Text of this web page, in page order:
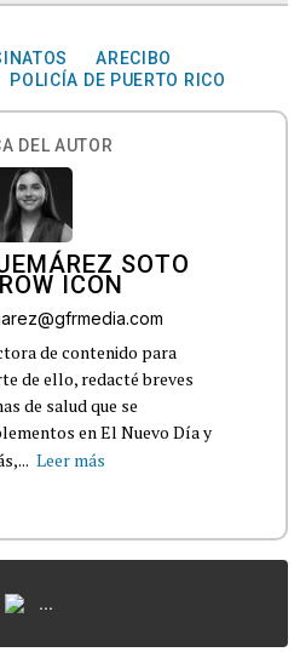
ARECIBO
POLICÍA DE PUERTO RICO
DEL AUTOR
SOTO
de contenido para
de ello, redacté breves
de salud que se
en El Nuevo Día y
Leer más
...